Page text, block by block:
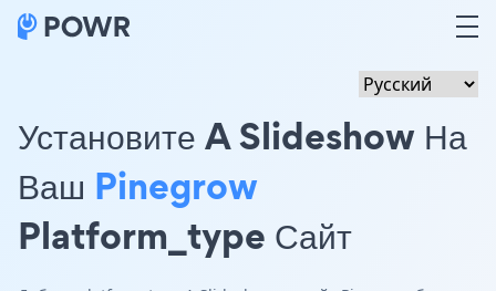
Установите A Slideshow На
Ваш Pinegrow
Platform_type Сайт